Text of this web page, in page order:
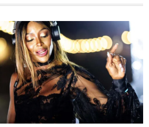
პროკურორი ნია იმნაძეზე